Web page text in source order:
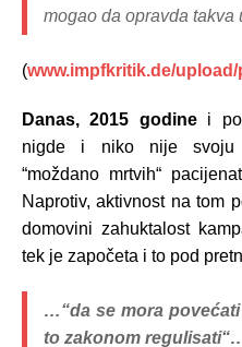
mogao da opravda takva
(www.impfkritik.de/
Danas, 2015 godinei
nigde i niko nije svoju
“moždano mrtvih“
Naprotiv, aktivnost na tom
domovini zahuktalost
tek je započeta i to pod
…“da se mora
to zakonom